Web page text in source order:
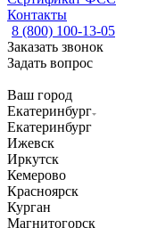
Контакты
8 (800) 100-13-05
Заказать звонок
Задать вопрос
Ваш город
Екатеринбург
Екатеринбург
Ижевск
Иркутск
Кемерово
Красноярск
Курган
Магнитогорск